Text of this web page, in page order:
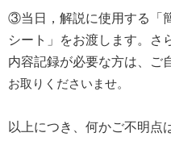
③当日，解説に使用する
「
シート」をお渡します。さ
内容記録が必要な方は、ご
お取りくださいませ。
以上につき、何かご不明点